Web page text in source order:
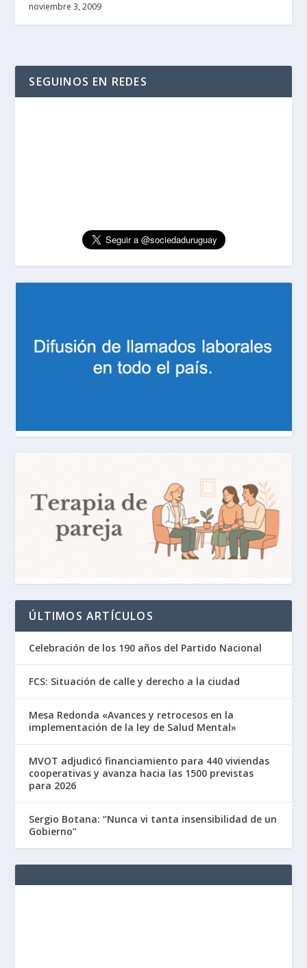
noviembre 3, 2009
SEGUINOS EN REDES
ÚLTIMOS ARTÍCULOS
Celebración de los 190 años del Partido Nacional
FCS: Situación de calle y derecho a la ciudad
Mesa Redonda «Avances y retrocesos en la
implementación de la ley de Salud Mental»
MVOT adjudicó financiamiento para 440 viviendas
cooperativas y avanza hacia las 1500 previstas
para 2026
Sergio Botana: “Nunca vi tanta insensibilidad de un
Gobierno”